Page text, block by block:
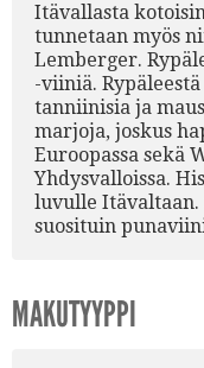
Itävallasta
tunnetaan myös
Lemberger.
-viiniä.
tanniinisia ja
marjoja, joskus
Euroopassa sekä
Yhdysvalloissa.
luvulle Itävaltaan.
suosituin
MAKUTYYPPI